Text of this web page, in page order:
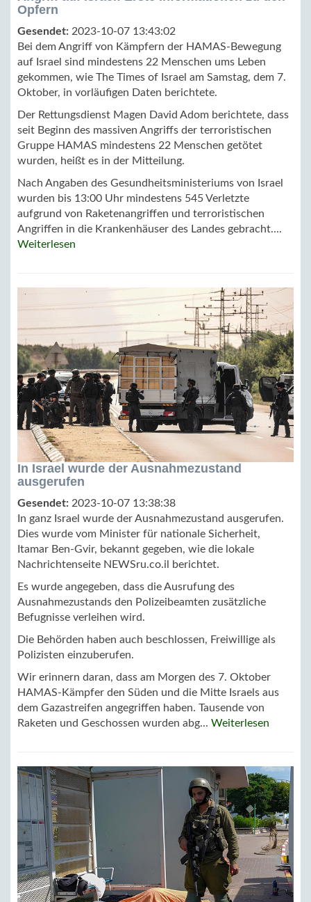
Opfern
Gesendet: 2023-10-07 13:43:02
Bei dem Angriff von Kämpfern der HAMAS-Bewegung
auf Israel sind mindestens 22 Menschen ums Leben
gekommen, wie The Times of Israel am Samstag, dem 7.
Oktober, in vorläufigen Daten berichtete.
Der Rettungsdienst Magen David Adom berichtete, dass
seit Beginn des massiven Angriffs der terroristischen
Gruppe HAMAS mindestens 22 Menschen getötet
wurden, heißt es in der Mitteilung.
Nach Angaben des Gesundheitsministeriums von Israel
wurden bis 13:00 Uhr mindestens 545 Verletzte
aufgrund von Raketenangriffen und terroristischen
Angriffen in die Krankenhäuser des Landes gebracht....
Weiterlesen
In Israel wurde der Ausnahmezustand
ausgerufen
Gesendet: 2023-10-07 13:38:38
In ganz Israel wurde der Ausnahmezustand ausgerufen.
Dies wurde vom Minister für nationale Sicherheit,
Itamar Ben-Gvir, bekannt gegeben, wie die lokale
Nachrichtenseite NEWSru.co.il berichtet.
Es wurde angegeben, dass die Ausrufung des
Ausnahmezustands den Polizeibeamten zusätzliche
Befugnisse verleihen wird.
Die Behörden haben auch beschlossen, Freiwillige als
Polizisten einzuberufen.
Wir erinnern daran, dass am Morgen des 7. Oktober
HAMAS-Kämpfer den Süden und die Mitte Israels aus
dem Gazastreifen angegriffen haben. Tausende von
Raketen und Geschossen wurden abg... Weiterlesen